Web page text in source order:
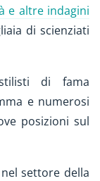
e altre indagini
di scienziati
di fama
e numerosi
posizioni sul
settore della